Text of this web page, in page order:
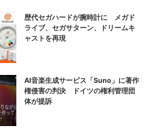
歴代セガハードが腕時計に メガド
ライブ、セガサターン、ドリームキ
ャストを再現
AI音楽生成サービス「Suno」に著作
権侵害の判決 ドイツの権利管理団
体が提訴